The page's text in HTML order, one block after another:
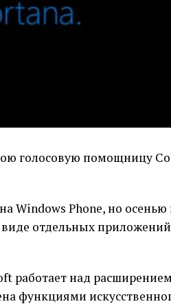
голосовую помощницу
Windows Phone, но
отдельных
работает над
функциями